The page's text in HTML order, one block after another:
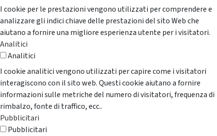
I cookie per le prestazioni vengono utilizzati per comprendere e
analizzare gli indici chiave delle prestazioni del sito Web che
aiutano a fornire una migliore esperienza utente per i visitatori.
Analitici
Analitici
I cookie analitici vengono utilizzati per capire come i visitatori
interagiscono con il sito web. Questi cookie aiutano a fornire
informazioni sulle metriche del numero di visitatori, frequenza di
rimbalzo, fonte di traffico, ecc..
Pubblicitari
Pubblicitari